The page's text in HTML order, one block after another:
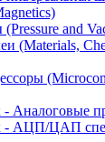
and
(Materials,
Аналоговые
- АЦП/ЦАП